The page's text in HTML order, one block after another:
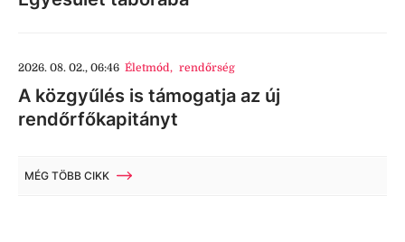
2026. 08. 02., 06:46 Életmód, rendőrség
A közgyűlés is támogatja az új
rendőrfőkapitányt
MÉG TÖBB CIKK